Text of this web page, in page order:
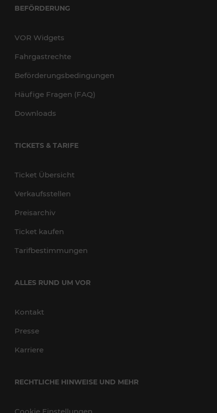
BEFÖRDERUNG
VOR Widgets
Fahrgastrechte
Beförderungsbedingungen
Häufige Fragen (FAQ)
Downloads
TICKETS & TARIFE
Ticket Übersicht
Verkaufsstellen
Preisarchiv
Ticket kaufen
Tarifbestimmungen
ALLES RUND UM VOR
Kontakt
Presse
Karriere
RECHTLICHE HINWEISE UND MEHR